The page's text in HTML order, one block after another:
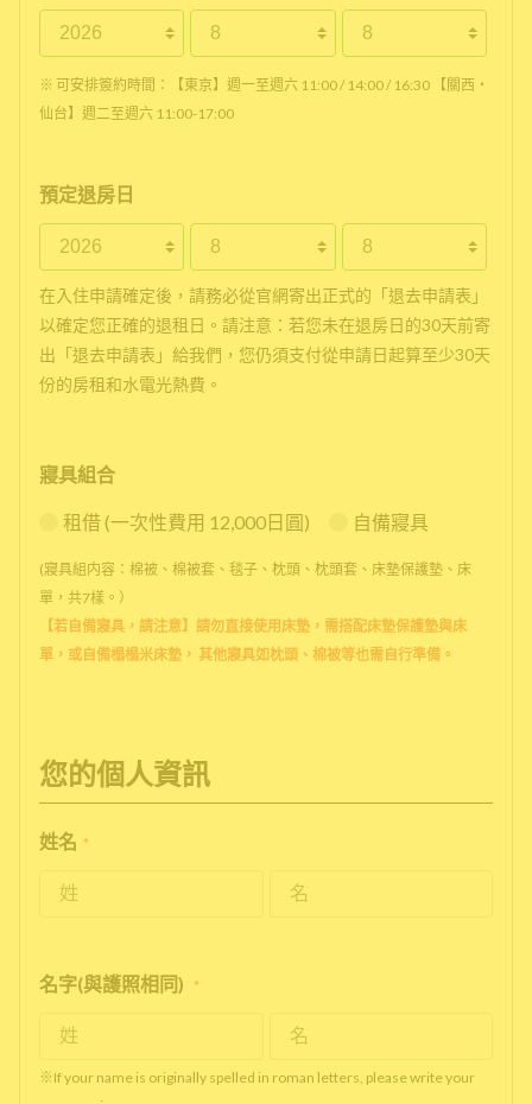
※ 可安排簽約時間：【東京】週一至週六 11:00 / 14:00 / 16:30 【關西・
仙台】週二至週六 11:00-17:00
預定退房日
在入住申請確定後，請務必從官網寄出正式的「退去申請表」
以確定您正確的退租日。請注意：若您未在退房日的30天前寄
出「退去申請表」給我們，您仍須支付從申請日起算至少30天
份的房租和水電光熱費。
寢具組合
租借 (一次性費用 12,000日圓) 自備寢具
(寢具組内容：棉被、棉被套、毯子、枕頭、枕頭套、床墊保護墊、床
單，共7樣。）
【若自備寢具，請注意】請勿直接使用床墊，需搭配床墊保護墊與床
單，或自備榻榻米床墊， 其他寢具如枕頭、棉被等也需自行準備。
您的個人資訊
姓名 *
名字(與護照相同) *
※If your name is originally spelled in roman letters, please write your